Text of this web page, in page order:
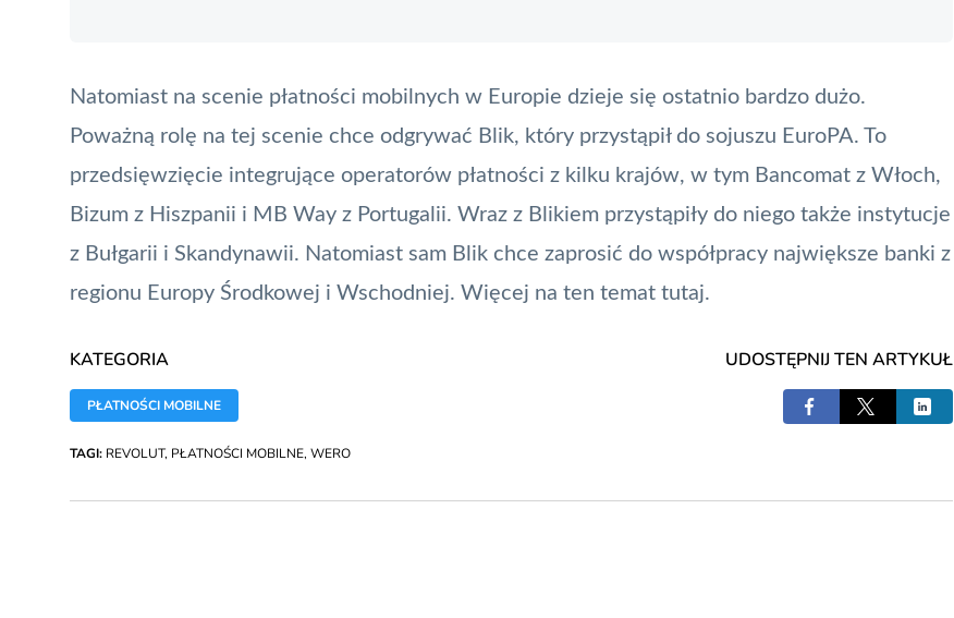
Natomiast na scenie płatności mobilnych w Europie dzieje się ostatnio bardzo dużo.
Poważną rolę na tej scenie chce odgrywać Blik, który przystąpił do sojuszu EuroPA. To
przedsięwzięcie integrujące operatorów płatności z kilku krajów, w tym Bancomat z Włoch,
Bizum z Hiszpanii i MB Way z Portugalii. Wraz z Blikiem przystąpiły do niego także instytucje
z Bułgarii i Skandynawii. Natomiast sam Blik chce zaprosić do współpracy największe banki z
regionu Europy Środkowej i Wschodniej. Więcej na ten temat tutaj.
KATEGORIA
PŁATNOŚCI MOBILNE
UDOSTĘPNIJ TEN ARTYKUŁ
TAGI: REVOLUT, PŁATNOŚCI MOBILNE, WERO